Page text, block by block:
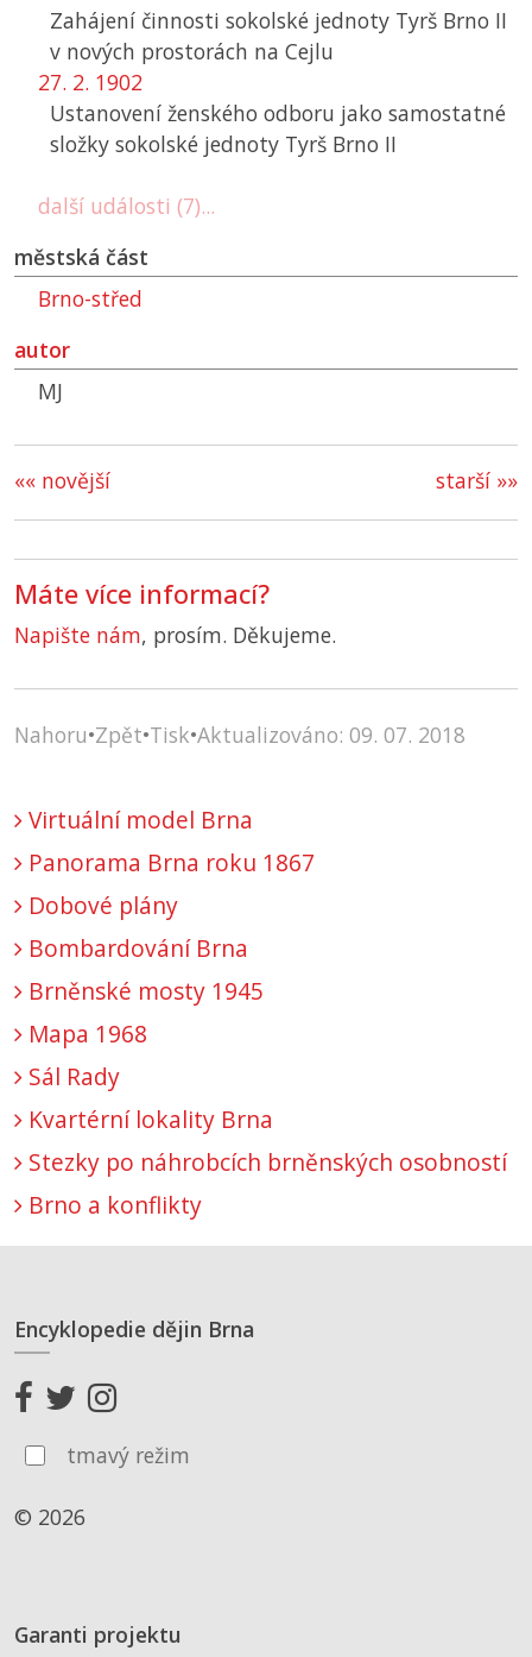
Zahájení činnosti sokolské jednoty Tyrš Brno II
v nových prostorách na Cejlu
27. 2. 1902
Ustanovení ženského odboru jako samostatné
složky sokolské jednoty Tyrš Brno II
další události (7)...
městská část
Brno-střed
autor
MJ
starší »»
«« novější
Máte více informací?
Napište nám, prosím. Děkujeme.
Nahoru•Zpět•Tisk•Aktualizováno: 09. 07. 2018
Virtuální model Brna
Panorama Brna roku 1867
Dobové plány
Bombardování Brna
Brněnské mosty 1945
Mapa 1968
Sál Rady
Kvartérní lokality Brna
Stezky po náhrobcích brněnských osobností
Brno a konflikty
Encyklopedie dějin Brna
tmavý režim
© 2026
Garanti projektu